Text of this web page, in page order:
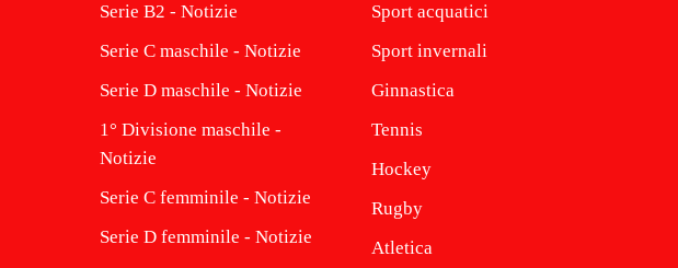
Serie B2 - Notizie
Serie C maschile - Notizie
Serie D maschile - Notizie
1° Divisione maschile -
Notizie
Serie C femminile - Notizie
Serie D femminile - Notizie
Sport acquatici
Sport invernali
Ginnastica
Tennis
Hockey
Rugby
Atletica